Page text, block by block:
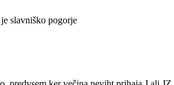
slavniško pogorje